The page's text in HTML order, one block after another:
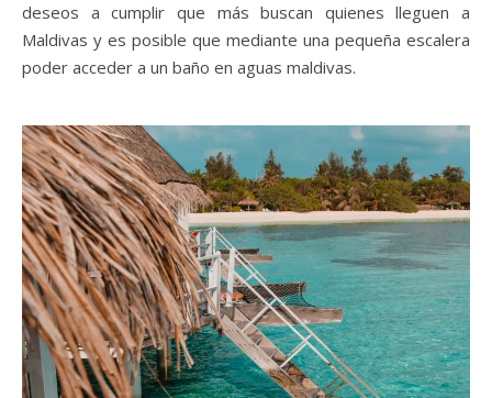
deseos a cumplir que más buscan quienes lleguen a
Maldivas y es posible que mediante una pequeña escalera
poder acceder a un baño en aguas maldivas.